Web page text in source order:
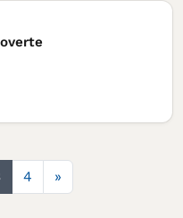
4 »Siguiente